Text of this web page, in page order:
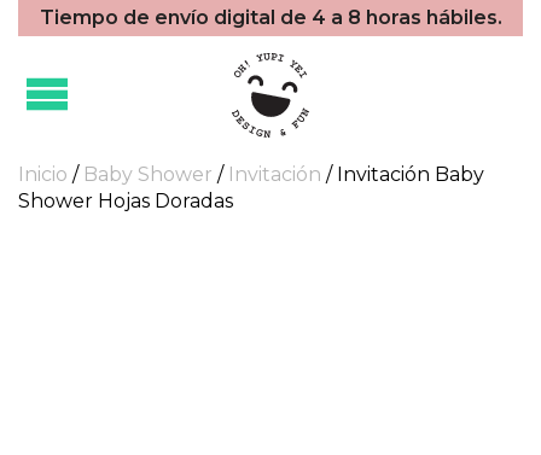
Tiempo de envío digital de 4 a 8 horas hábiles.
Inicio / Baby Shower / Invitación / Invitación Baby
Shower Hojas Doradas